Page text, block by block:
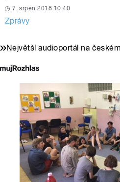
7. srpen 2018 10:40
Zprávy
Největší audioportál na